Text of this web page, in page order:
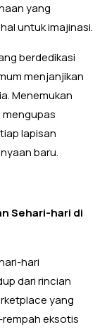
yang
untuk imajinasi.
berdedikasi
menjanjikan
Menemukan
lapisan
baru.
Sehari-hari di
hari
dari rincian
yang
rempah eksotis